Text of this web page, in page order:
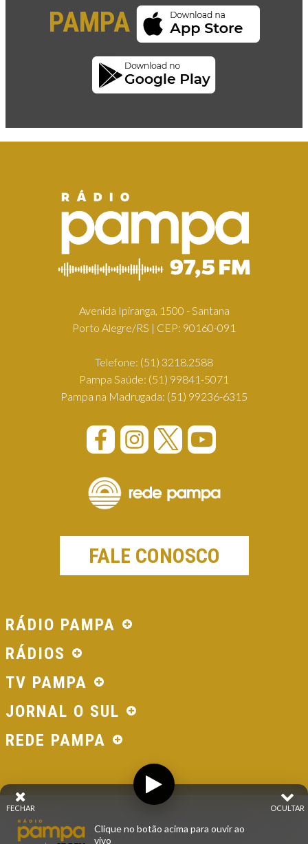
PAMPA
Avenida Ipiranga, 1500 - Santana
Porto Alegre/RS | CEP: 90160-091
Telefone: (51) 3218.2588
Pampa Saúde: (51) 99841-5071
Pampa na Madrugada: (51) 99236-6315
FALE CONOSCO
RÁDIO PAMPA
RÁDIOS
TV PAMPA
JORNAL O SUL
REDE PAMPA
© 2026 - Direitos Reservados - Rádio Pampa - Rede
Pampa de Comunicação | RS - Brasil.
OCULTAR
FECHAR
Clique no botão acima para ouvir ao
vivo